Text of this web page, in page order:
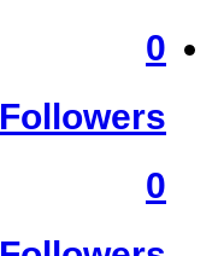
0
Followers
0